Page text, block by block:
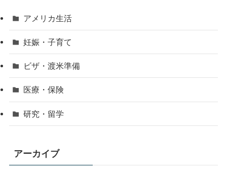
アメリカ生活
妊娠・子育て
ビザ・渡米準備
医療・保険
研究・留学
アーカイブ